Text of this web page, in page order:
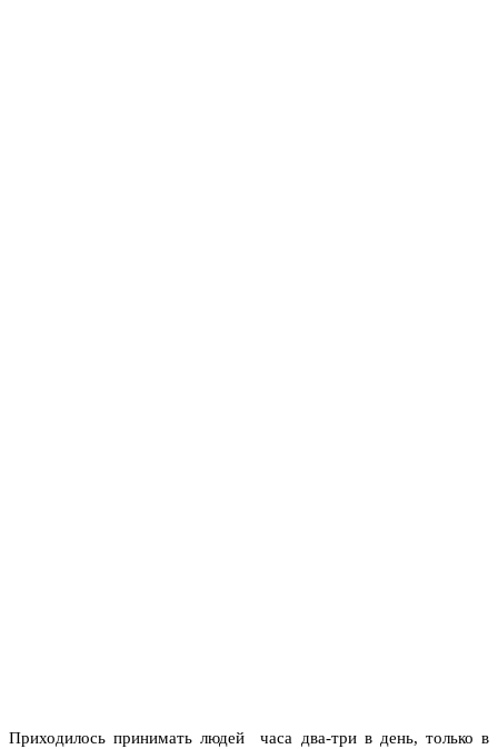
Приходилось принимать людей часа два-три в день, только в